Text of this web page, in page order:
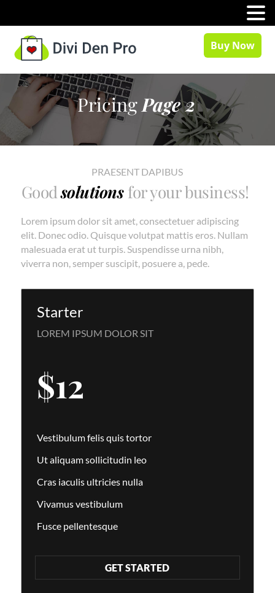
Buy Now
Pricing Page 2
PRAESENT DAPIBUS
Goodsolutions for your business!
Lorem ipsum dolor sit amet, consectetuer adipiscing
elit. Donec odio. Quisque volutpat mattis eros. Nullam
malesuada erat ut turpis. Suspendisse urna nibh,
viverra non, semper suscipit, posuere a, pede.
Starter
LOREM IPSUM DOLOR SIT
$12
Vestibulum felis quis tortor
Ut aliquam sollicitudin leo
Cras iaculis ultricies nulla
Vivamus vestibulum
Fusce pellentesque
GET STARTED